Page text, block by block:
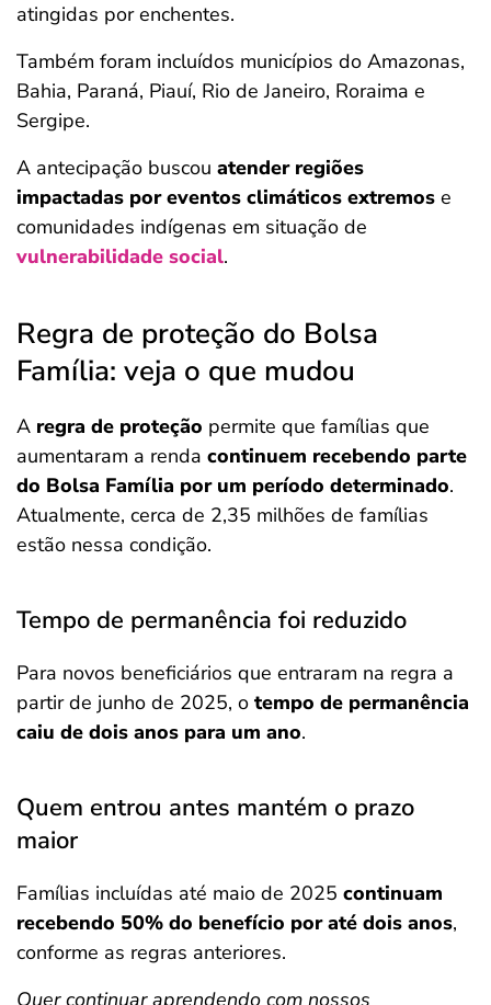
atingidas por enchentes.
Também foram incluídos municípios do Amazonas,
Bahia, Paraná, Piauí, Rio de Janeiro, Roraima e
Sergipe.
A antecipação buscou atender regiões
impactadas por eventos climáticos extremos e
comunidades indígenas em situação de
vulnerabilidade social.
Regra de proteção do Bolsa
Família: veja o que mudou
A regra de proteção permite que famílias que
aumentaram a renda continuem recebendo parte
do Bolsa Família por um período determinado.
Atualmente, cerca de 2,35 milhões de famílias
estão nessa condição.
Tempo de permanência foi reduzido
Para novos beneficiários que entraram na regra a
partir de junho de 2025, o tempo de permanência
caiu de dois anos para um ano.
Quem entrou antes mantém o prazo
maior
Famílias incluídas até maio de 2025 continuam
recebendo 50% do benefício por até dois anos,
conforme as regras anteriores.
Quer continuar aprendendo com nossos